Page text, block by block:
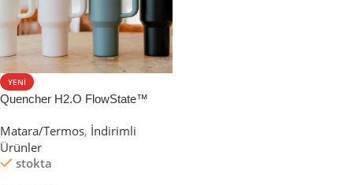
YENI
Quencher H2.O FlowState™
Matara/Termos, İndirimli
Ürünler
stokta